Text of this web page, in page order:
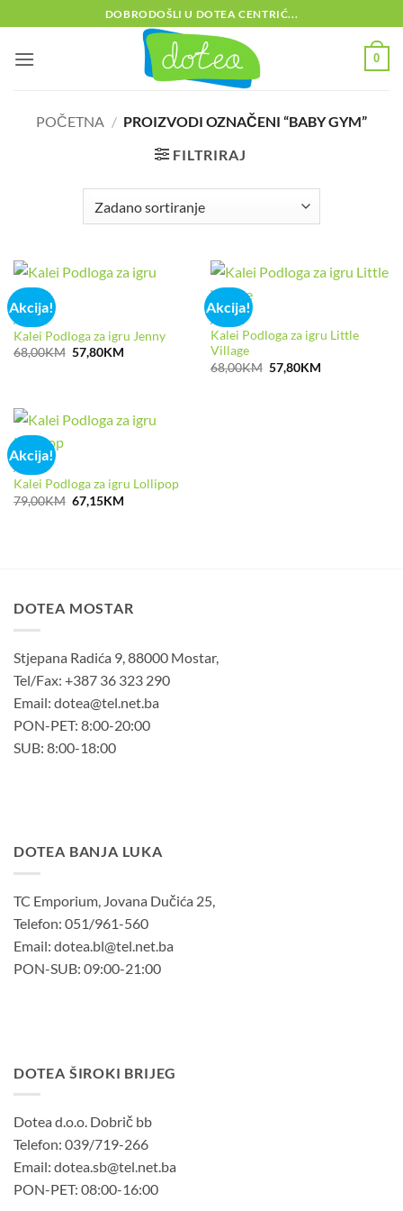
to
content
DOBRODOŠLI U DOTEA CENTRIĆ...
0
POČETNA / PROIZVODI OZNAČENI “BABY GYM”
FILTRIRAJ
Akcija!
AKCIJA
Kalei Podloga za igru Jenny
68,00KM Izvorna
cijena
57,80KMTrenutna
Akcija!
AKCIJA
Kalei Podloga za igru Little
Village
68,00KM Izvorna
cijena
57,80KMTrenutna
Akcija!
AKCIJA
Kalei Podloga za igru Lollipop
79,00KM Izvorna
cijena
67,15KMTrenutna
DOTEA MOSTAR
Stjepana Radića 9, 88000 Mostar,
Tel/Fax: +387 36 323 290
Email: dotea@tel.net.ba
PON-PET: 8:00-20:00
SUB: 8:00-18:00
DOTEA BANJA LUKA
TC Emporium, Jovana Dučića 25,
Telefon: 051/961-560
Email: dotea.bl@tel.net.ba
PON-SUB: 09:00-21:00
DOTEA ŠIROKI BRIJEG
Dotea d.o.o. Dobrič bb
Telefon: 039/719-266
Email: dotea.sb@tel.net.ba
PON-PET: 08:00-16:00